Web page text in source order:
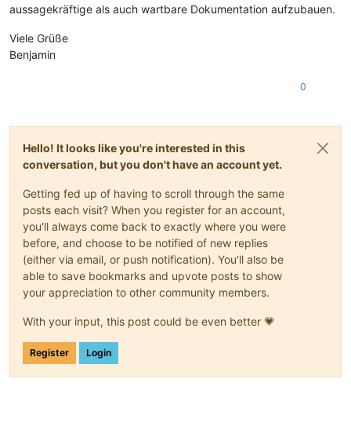
aussagekräftige als auch wartbare Dokumentation aufzubauen.
Viele Grüße
Benjamin
0
Hello! It looks like you're interested in this
conversation, but you don't have an account yet.
Getting fed up of having to scroll through the same
posts each visit? When you register for an account,
you'll always come back to exactly where you were
before, and choose to be notified of new replies
(either via email, or push notification). You'll also be
able to save bookmarks and upvote posts to show
your appreciation to other community members.
With your input, this post could be even better 💗
Register Login